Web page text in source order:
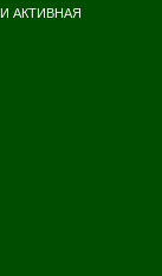
АКТИВНАЯ